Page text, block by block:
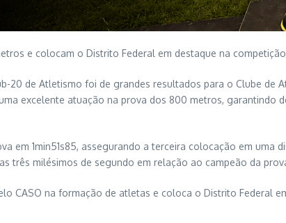
e colocam o Distrito Federal em destaque na
20 de Atletismo foi de grandes resultados para o Clube de
excelente atuação na prova dos 800 metros,
em 1min51s85, assegurando a terceira colocação em uma
três milésimos de segundo em relação ao campeão da
CASO na formação de atletas e coloca o Distrito Federal